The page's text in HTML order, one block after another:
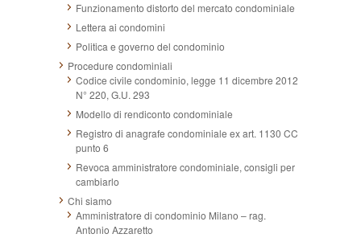
Funzionamento distorto del mercato condominiale
Lettera ai condomini
Politica e governo del condominio
Procedure condominiali
Codice civile condominio, legge 11 dicembre 2012
N° 220, G.U. 293
Modello di rendiconto condominiale
Registro di anagrafe condominiale ex art. 1130 CC
punto 6
Revoca amministratore condominiale, consigli per
cambiarlo
Chi siamo
Amministratore di condominio Milano – rag.
Antonio Azzaretto